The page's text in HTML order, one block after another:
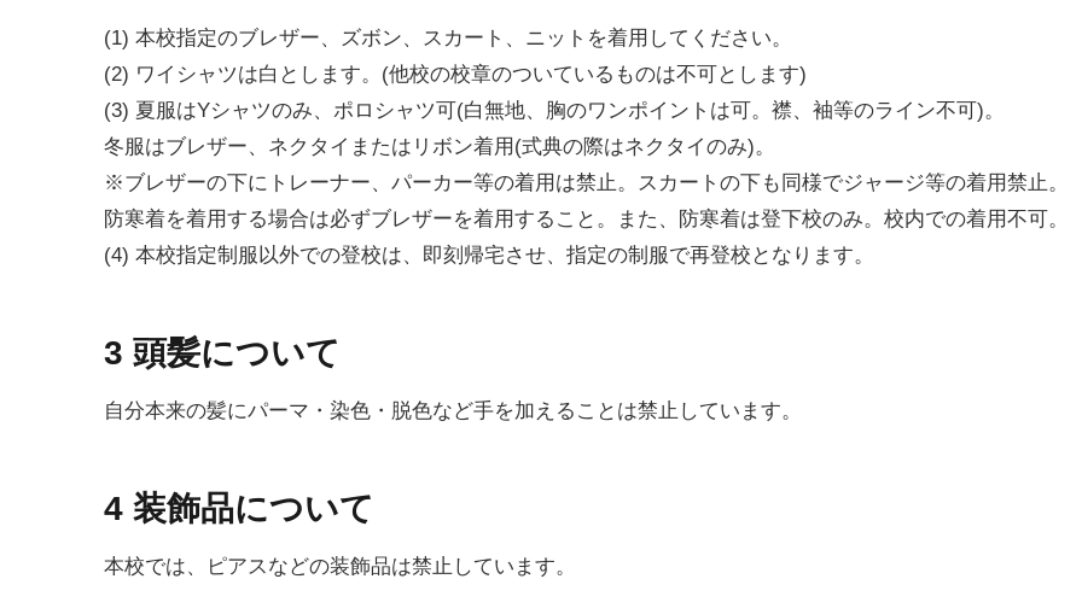
(1) 本校指定のブレザー、ズボン、スカート、ニットを着用してください。
(2) ワイシャツは白とします。(他校の校章のついているものは不可とします)
(3) 夏服はYシャツのみ、ポロシャツ可(白無地、胸のワンポイントは可。襟、袖等のライン不可)。
冬服はブレザー、ネクタイまたはリボン着用(式典の際はネクタイのみ)。
※ブレザーの下にトレーナー、パーカー等の着用は禁止。スカートの下も同様でジャージ等の着用禁止。
防寒着を着用する場合は必ずブレザーを着用すること。また、防寒着は登下校のみ。校内での着用不可。
(4) 本校指定制服以外での登校は、即刻帰宅させ、指定の制服で再登校となります。
3 頭髪について
自分本来の髪にパーマ・染色・脱色など手を加えることは禁止しています。
4 装飾品について
本校では、ピアスなどの装飾品は禁止しています。